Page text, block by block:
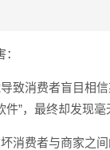
致消费者盲目相
件”，最终却发现毫
消费者与商家之